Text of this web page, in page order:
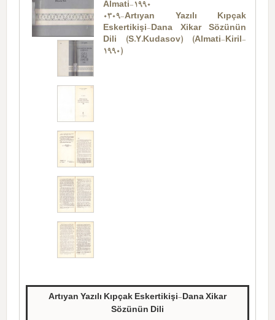
Almati-1990
0309-Artıyan Yazılı Kıpçak
Eskertikişi-Dana Xikar Sözünün
Dili (S.Y.Kudasov) (Almati-Kiril-
1990)
Artıyan Yazılı Kıpçak Eskertikişi-Dana Xikar
Sözünün Dili